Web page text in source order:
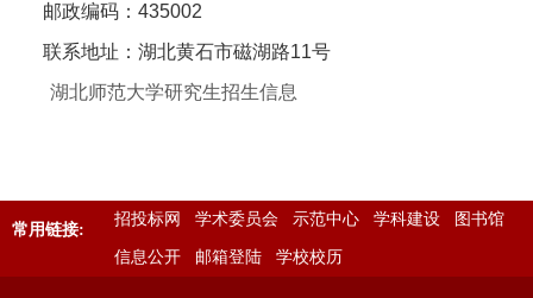
邮政编码： 435002
联系地址：湖北黄石市磁湖路11号
湖北师范大学研究生招生信息
常用链接:
招投标网 学术委员会 示范中心 学科建设 图书馆
信息公开 邮箱登陆 学校校历